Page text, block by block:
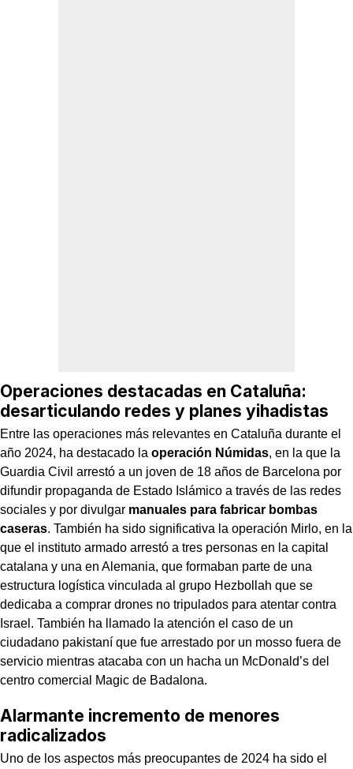
Operaciones destacadas en Cataluña:
desarticulando redes y planes yihadistas
Entre las operaciones más relevantes en Cataluña durante el
año 2024, ha destacado la operación Númidas, en la que la
Guardia Civil arrestó a un joven de 18 años de Barcelona por
difundir propaganda de Estado Islámico a través de las redes
sociales y por divulgar manuales para fabricar bombas
caseras. También ha sido significativa la operación Mirlo, en la
que el instituto armado arrestó a tres personas en la capital
catalana y una en Alemania, que formaban parte de una
estructura logística vinculada al grupo Hezbollah que se
dedicaba a comprar drones no tripulados para atentar contra
Israel. También ha llamado la atención el caso de un
ciudadano pakistaní que fue arrestado por un mosso fuera de
servicio mientras atacaba con un hacha un McDonald’s del
centro comercial Magic de Badalona.
Alarmante incremento de menores
radicalizados
Uno de los aspectos más preocupantes de 2024 ha sido el